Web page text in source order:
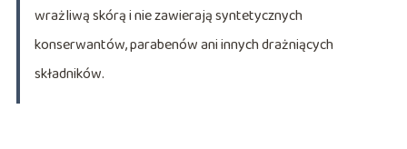
wrażliwą skórą i nie zawierają syntetycznych
konserwantów, parabenów ani innych drażniących
składników.